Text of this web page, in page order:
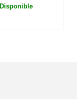
Disponible